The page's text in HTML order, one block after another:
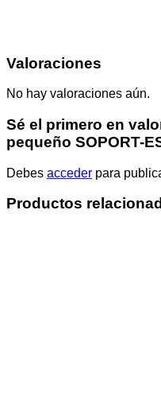
Valoraciones
No hay valoraciones aún.
Sé el primero en
pequeño SOPORT-
Debes acceder para
Productos